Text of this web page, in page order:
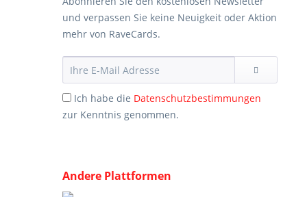
und verpassen Sie keine Neuigkeit oder Aktion
mehr von RaveCards.
Ich habe die Datenschutzbestimmungen
zur Kenntnis genommen.
Andere Plattformen